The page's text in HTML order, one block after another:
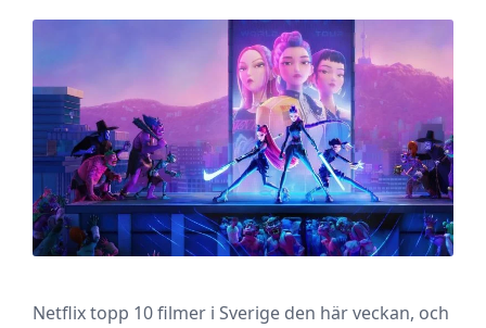
Netflix topp 10 filmer i Sverige den här veckan, och